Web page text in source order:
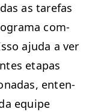
as tare­fas
com­
aju­da a ver
eta­pas
enten­
equipe